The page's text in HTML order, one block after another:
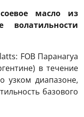
масло из
FOB Паранагуа
в течение
узком диапазоне,
базового